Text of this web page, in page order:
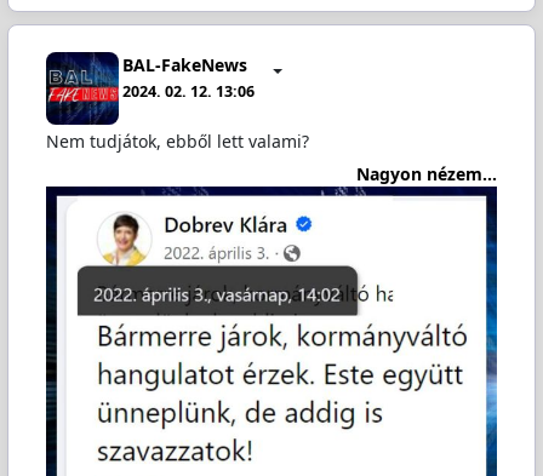
BAL-FakeNews
2024. 02. 12. 13:06
Nem tudjátok, ebből lett valami?
Nagyon nézem...